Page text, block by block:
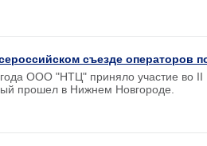
съезде операторов
ООО "НТЦ" приняло участие во
прошел в Нижнем Новгороде.